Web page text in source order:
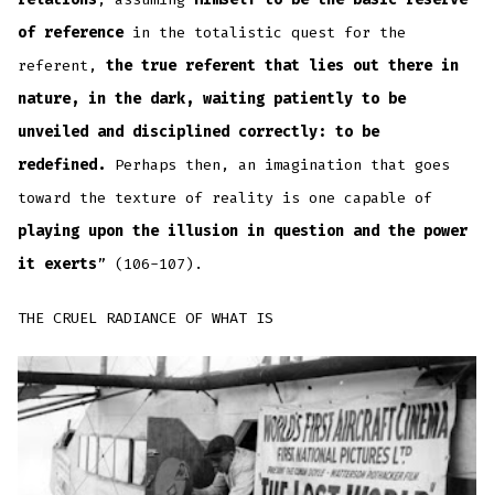
of referencein the totalistic quest for the
referent,the true referent that lies out there in
nature, in the dark, waiting patiently to be
unveiled and disciplined correctly: to be
redefined. Perhaps then, an imagination that goes
toward the texture of reality is one capable of
playing upon the illusion in question and the power
it exerts” (106-107).
THE CRUEL RADIANCE OF WHAT IS